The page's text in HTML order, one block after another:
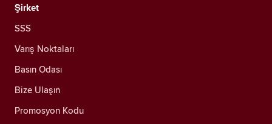
Şirket
SSS
Varış Noktaları
Basın Odası
Bize Ulaşın
Promosyon Kodu